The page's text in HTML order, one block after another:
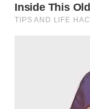
KALSEL